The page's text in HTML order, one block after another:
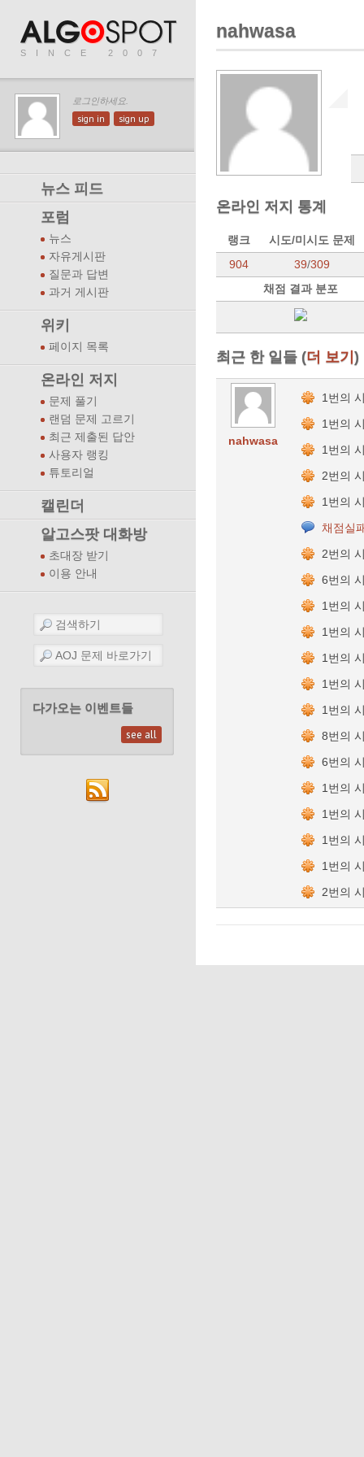
SINCE 2007
로그인하세요.
sign in sign up
뉴스 피드
포럼
뉴스
자유게시판
질문과 답변
과거 게시판
위키
페이지 목록
온라인 저지
문제 풀기
랜덤 문제 고르기
최근 제출된 답안
사용자 랭킹
튜토리얼
캘린더
알고스팟 대화방
초대장 받기
이용 안내
다가오는 이벤트들
see all
nahwasa
온라인 저지 통계
랭크
시도/미시도 문제
904
39/309
채점 결과 분포
최근 한 일들 (더 보기)
nahwasa
1번의
1번의
1번의
2번의
1번의
채점실
2번의
6번의
1번의
1번의
1번의
1번의
1번의
8번의
6번의
1번의
1번의
1번의
1번의
2번의